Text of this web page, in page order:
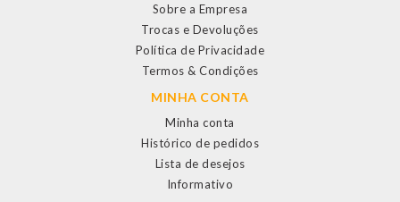
Sobre a Empresa
Trocas e Devoluções
Política de Privacidade
Termos & Condições
MINHA CONTA
Minha conta
Histórico de pedidos
Lista de desejos
Informativo